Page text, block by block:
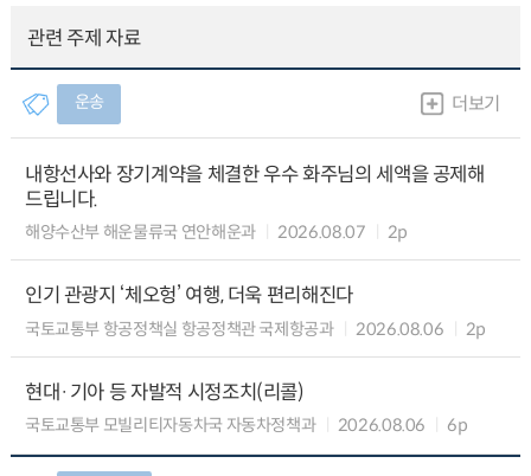
관련 주제 자료
운송 더보기
내항선사와 장기계약을 체결한 우수 화주님의 세액을 공제해
드립니다.
해양수산부 해운물류국 연안해운과 2026.08.07 2p
인기 관광지 ‘체오헝’ 여행, 더욱 편리해진다
국토교통부 항공정책실 항공정책관 국제항공과 2026.08.06 2p
현대·기아 등 자발적 시정조치(리콜)
국토교통부 모빌리티자동차국 자동차정책과 2026.08.06 6p